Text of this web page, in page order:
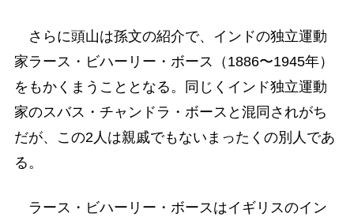
さらに頭山は孫文の紹介で、インドの独立運動
家ラース・ビハーリー・ボース（1886〜1945年）
をもかくまうこととなる。同じくインド独立運動
家のスバス・チャンドラ・ボースと混同されがち
だが、この2人は親戚でもないまったくの別人であ
る。
ラース・ビハーリー・ボースはイギリスのイン